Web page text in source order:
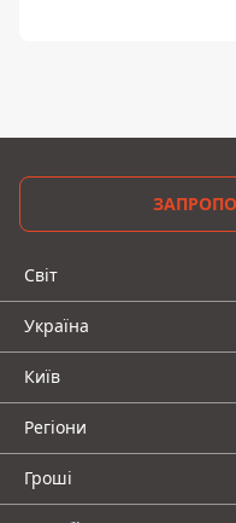
Світ
Україна
Київ
Регіони
Гроші